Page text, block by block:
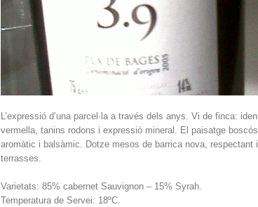
L’expressió d’una parcel·la a través dels anys. Vi de finca:
vermella, tanins rodons i expressió mineral. El paisatge
aromàtic i balsàmic. Dotze mesos de barrica nova,
terrasses.
Varietats: 85% cabernet Sauvignon – 15% Syrah.
Temperatura de Servei: 18ºC.